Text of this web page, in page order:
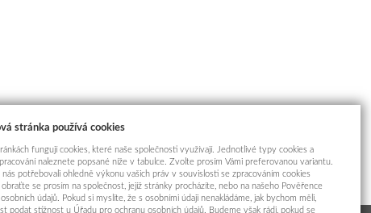
stránka používá cookies
fungují cookies, které naše společnosti využívají. Jednotlivé typy cookies a
naleznete popsané níže v tabulce. Zvolte prosím Vámi preferovanou variantu.
nás potřebovali ohledně výkonu vašich práv v souvislosti se zpracováním cookies
se prosím na společnost, jejíž stránky procházíte, nebo na našeho Pověřence
údajů. Pokud si myslíte, že s osobními údaji nenakládáme, jak bychom měli,
podat stížnost u Úřadu pro ochranu osobních údajů. Budeme však rádi, pokud se